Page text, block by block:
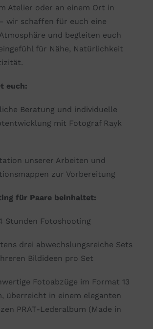
Atelier oder an einem Ort in
wir schaffen für euch eine
und begleiten euch
für Nähe, Natürlichkeit
euch:
Beratung und individuelle
mit Fotograf Rayk
unserer Arbeiten und
zur Vorbereitung
für Paare beinhaltet:
Stunden Fotoshooting
drei abwechslungsreiche Sets
Bildideen pro Set
Fotoabzüge im Format 13
überreicht in einem eleganten
PRAT-Lederalbum (Made in